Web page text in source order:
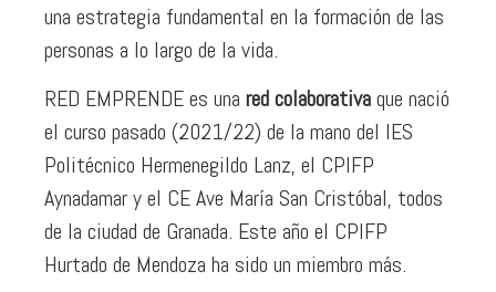
una estrategia fundamental en la formación de las
personas a lo largo de la vida.
RED EMPRENDE es una red colaborativaque nació
el curso pasado (2021/22) de la mano del IES
Politécnico Hermenegildo Lanz, el CPIFP
Aynadamar y el CE Ave María San Cristóbal, todos
de la ciudad de Granada. Este año el CPIFP
Hurtado de Mendoza ha sido un miembro más.